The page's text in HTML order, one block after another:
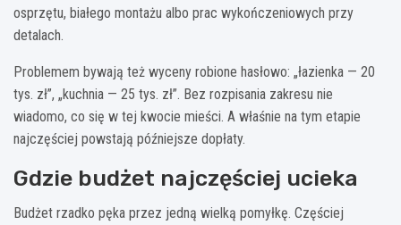
osprzętu, białego montażu albo prac wykończeniowych przy
detalach.
Problemem bywają też wyceny robione hasłowo: „łazienka — 20
tys. zł”, „kuchnia — 25 tys. zł”. Bez rozpisania zakresu nie
wiadomo, co się w tej kwocie mieści. A właśnie na tym etapie
najczęściej powstają późniejsze dopłaty.
Gdzie budżet najczęściej ucieka
Budżet rzadko pęka przez jedną wielką pomyłkę. Częściej